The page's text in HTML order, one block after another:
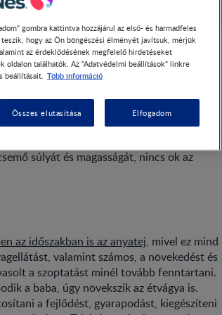
eltérő lehet, valakinél hamarabb,
mind a súlyt, mind a testhosszt illetően.
súlyát és magasságát, nincs ok az
az időszakban is az anyatej, mivel ez mind
valamint számos, a növekedést és
a szoptatást minél tovább fenntartani.
a baba, úgy növekszik az étvágya is.
a fejlődést, gyarapodást, kiegészíteni
gombra kattintva hozzájárul az első- és harmadfeles
hogy az Ön böngészési élményét javítsuk, mérjük
az érdeklődésének megfelelő hirdetéseket
oldalon találhatók. Az "Adatvédelmi beállítások" linkre
beállításait. Több információ
Összes elutasítása Elfogadom